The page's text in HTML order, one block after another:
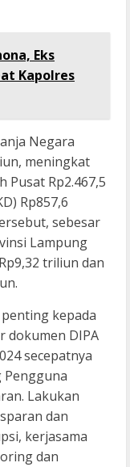
Eks
Kapolres
Negara
meningkat
Pusat Rp2.467,5
Rp857,6
sebesar
Lampung
triliun dan
kepada
dokumen DIPA
secepatnya
Pengguna
Lakukan
dan
kerjasama
dan